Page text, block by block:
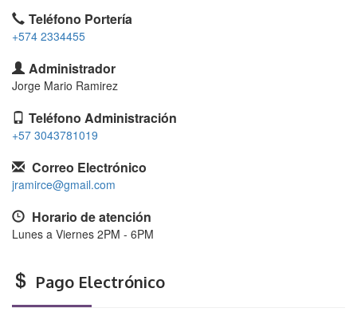
Teléfono Portería
+574 2334455
Administrador
Jorge Mario Ramirez
Teléfono Administración
+57 3043781019
Correo Electrónico
jramirce@gmail.com
Horario de atención
Lunes a Viernes 2PM - 6PM
Pago Electrónico